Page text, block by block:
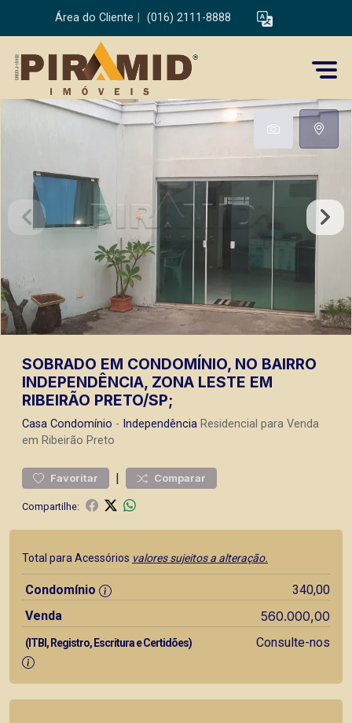
Área do Cliente (016) 2111-8888
SOBRADO EM CONDOMÍNIO, NO BAIRRO
INDEPENDÊNCIA, ZONA LESTE EM
RIBEIRÃO PRETO/SP;
Casa Condomínio - Independência Residencial para Venda
em Ribeirão Preto
Favoritar | Comparar
Compartilhe:
Total para Acessórios valores sujeitos a alteração.
Condomínio
340,00
Venda
560.000,00
(ITBI, Registro, Escritura e Certidões) Consulte-nos